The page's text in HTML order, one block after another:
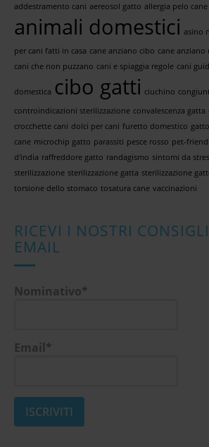
addestramento cani aereosol gatto allergia pelo cane
animali domestici asino
per cani fatti in casa cane anziano cibo cane anziano
cani che non puzzano cani e spiaggia regole cani
domestica cibo gatti ciuchino
controindicazioni sterilizzazione convalescenza gatta
crocchette cani dolci per cani furetto domestico
cane microchip gatto parassiti pesce rosso pet-
d'india raffreddore gatto randagismo sintomi da
sterilizzazione sterilizzazione gatta sterilizzazione
torsione dello stomaco tosatura cane vaccinazioni
RICEVI I NOSTRI
EMAIL
Nominativo*
Email*